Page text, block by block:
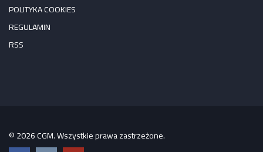
POLITYKA COOKIES
REGULAMIN
RSS
© 2026 CGM. Wszystkie prawa zastrzeżone.